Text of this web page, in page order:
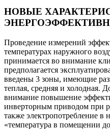
НОВЫЕ
Проведение измерений
температурах наружного
принимается во внимание
предполагается
введены 3 зоны, имеющие
теплая, средняя и холодная.
внимание повышение
инверторным приводом при
также электропотребление в
«температура в помещении